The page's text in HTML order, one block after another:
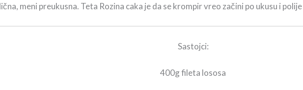
meni preukusna. Teta Rozina caka je da se krompir vreo začini po ukusu i
Sastojci:
400g fileta lososa